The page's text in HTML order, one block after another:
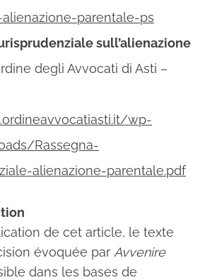
parentale-ps
sull’alienazione
degli Avvocati di Asti –
wp-
Rassegna-
alienazione-parentale.pdf
de cet article, le texte
évoquée par Avvenire
dans les bases de